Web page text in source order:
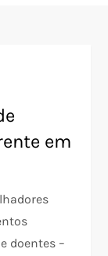
em
doentes –